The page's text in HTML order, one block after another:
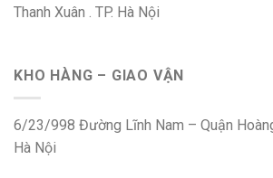
Thanh Xuân . TP. Hà Nội
KHO HÀNG – GIAO VẬN
6/23/998 Đường Lĩnh Nam – Quận
Hà Nội